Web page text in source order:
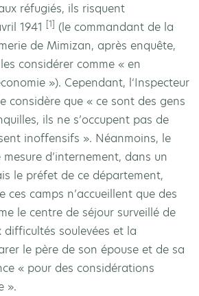
réfugiés, ils risquent
1941 [1] (le commandant de la
de Mimizan, après enquête,
considérer comme « en
»). Cependant, l‘Inspecteur
considère que « ce sont des gens
ils ne s’occupent pas de
inoffensifs ». Néanmoins, le
d’internement, dans un
le préfet de ce département,
ces camps n’accueillent que des
le centre de séjour surveillé de
difficultés soulevées et la
le père de son épouse et de sa
« pour des considérations
».